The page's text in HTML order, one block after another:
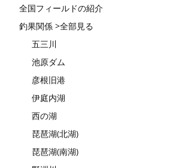
全国フィールドの紹介
釣果関係 >全部見る
五三川
池原ダム
彦根旧港
伊庭内湖
西の湖
琵琶湖(北湖)
琵琶湖(南湖)